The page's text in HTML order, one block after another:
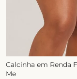
Calcinha em Renda
Me